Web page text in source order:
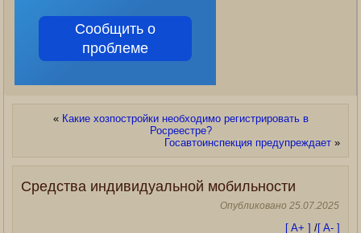
Сообщить о
проблеме
« Какие хозпостройки необходимо регистрировать в
Росреестре?
Госавтоинспекция предупреждает»
Средства индивидуальной мобильности
Опубликовано 25.07.2025
[ A+ ] /[ A- ]